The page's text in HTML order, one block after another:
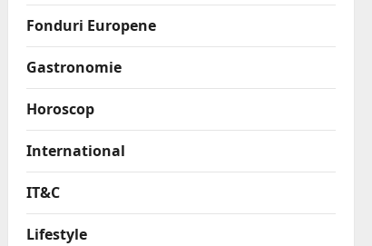
Fonduri Europene
Gastronomie
Horoscop
International
IT&C
Lifestyle